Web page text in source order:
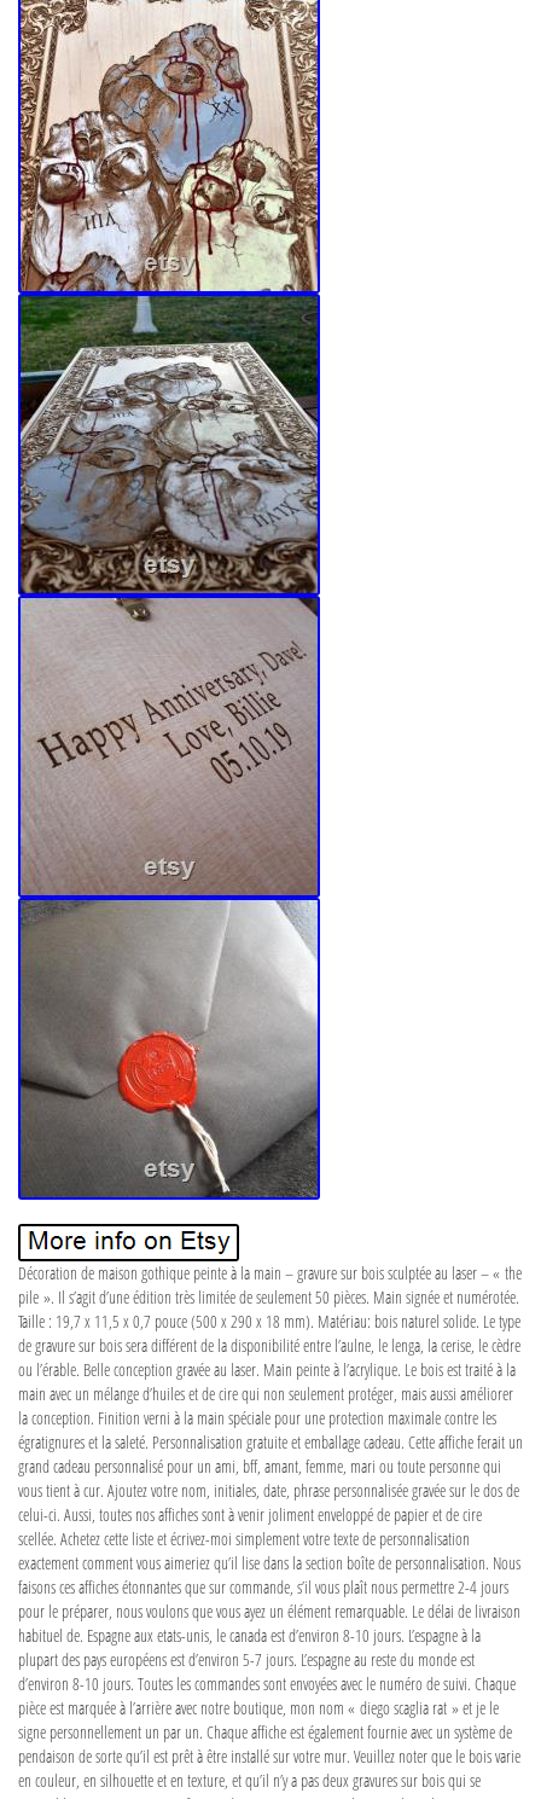
Décoration de maison gothique peinte à la main – gravure sur bois sculptée au laser – « the
pile ». Il s’agit d’une édition très limitée de seulement 50 pièces. Main signée et numérotée.
Taille : 19,7 x 11,5 x 0,7 pouce (500 x 290 x 18 mm). Matériau: bois naturel solide. Le type
de gravure sur bois sera différent de la disponibilité entre l’aulne, le lenga, la cerise, le cèdre
ou l’érable. Belle conception gravée au laser. Main peinte à l’acrylique. Le bois est traité à la
main avec un mélange d’huiles et de cire qui non seulement protéger, mais aussi améliorer
la conception. Finition verni à la main spéciale pour une protection maximale contre les
égratignures et la saleté. Personnalisation gratuite et emballage cadeau. Cette affiche ferait un
grand cadeau personnalisé pour un ami, bff, amant, femme, mari ou toute personne qui
vous tient à cur. Ajoutez votre nom, initiales, date, phrase personnalisée gravée sur le dos de
celui-ci. Aussi, toutes nos affiches sont à venir joliment enveloppé de papier et de cire
scellée. Achetez cette liste et écrivez-moi simplement votre texte de personnalisation
exactement comment vous aimeriez qu’il lise dans la section boîte de personnalisation. Nous
faisons ces affiches étonnantes que sur commande, s’il vous plaît nous permettre 2-4 jours
pour le préparer, nous voulons que vous ayez un élément remarquable. Le délai de livraison
habituel de. Espagne aux etats-unis, le canada est d’environ 8-10 jours. L’espagne à la
plupart des pays européens est d’environ 5-7 jours. L’espagne au reste du monde est
d’environ 8-10 jours. Toutes les commandes sont envoyées avec le numéro de suivi. Chaque
pièce est marquée à l’arrière avec notre boutique, mon nom « diego scaglia rat » et je le
signe personnellement un par un. Chaque affiche est également fournie avec un système de
pendaison de sorte qu’il est prêt à être installé sur votre mur. Veuillez noter que le bois varie
en couleur, en silhouette et en texture, et qu’il n’y a pas deux gravures sur bois qui se